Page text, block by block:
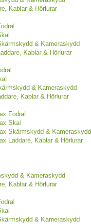
Kablar & Hörlurar
& Kameraskydd
Kablar & Hörlurar
& Kameraskydd
Kablar & Hörlurar
Fodral
Skal
Skärmskydd & Kameraskydd
Laddare, Kablar & Hörlurar
& Kameraskydd
Kablar & Hörlurar
& Kameraskydd